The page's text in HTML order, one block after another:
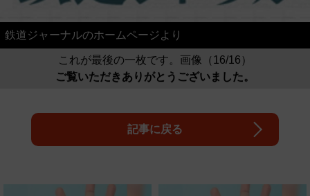
鉄道ジャーナルのホームページより
これが最後の一枚です。画像（16/16）
ご覧いただきありがとうございました。
記事に戻る